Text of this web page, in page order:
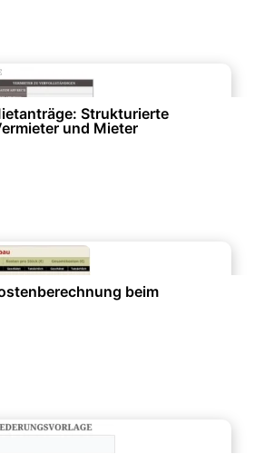
Strukturierte
und Mieter
beim